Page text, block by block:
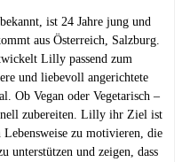
ist 24 Jahre jung und
aus Österreich, Salzburg.
Lilly passend zum
und liebevoll angerichtete
Ob Vegan oder Vegetarisch –
zubereiten. Lilly ihr Ziel ist
Lebensweise zu motivieren, die
unterstützen und zeigen, dass